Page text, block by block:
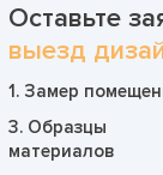
Оставьте
выезд
1. Замер
3. Образцы
материалов